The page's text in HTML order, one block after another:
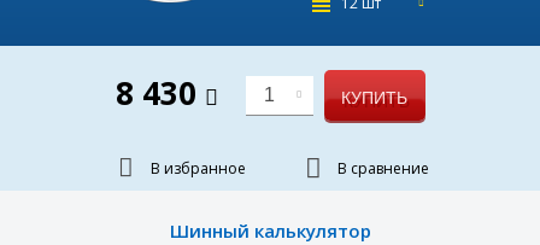
8 430 1 КУПИТЬ
В избранное В сравнение
Шинный калькулятор